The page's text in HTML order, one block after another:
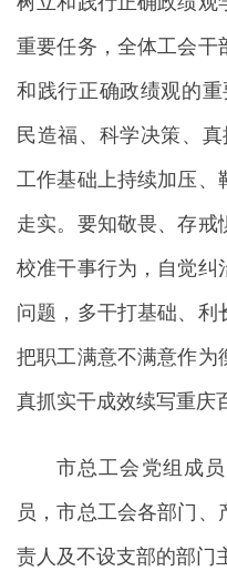
重要任务，全体工会干
和践行正确政绩观的
民造福、科学决策、
工作基础上持续加压、
走实。要知敬畏、存戒
校准干事行为，自觉纠
问题，多干打基础、利
把职工满意不满意作为
真抓实干成效续写重庆
市总工会党组成
员，市总工会各部门
责人及不设支部的部门